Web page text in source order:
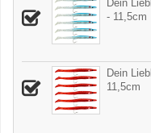
Dein
- 11,5cm
Dein
11,5cm